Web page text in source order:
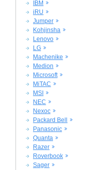
IBM
iRU
Jumper
Kohjinsha
Lenovo
LG
Machenike
Medion
Microsoft
MiTAC
MSI
NEC
Nexoc
Packard Bell
Panasonic
Quanta
Razer
Roverbook
Sager